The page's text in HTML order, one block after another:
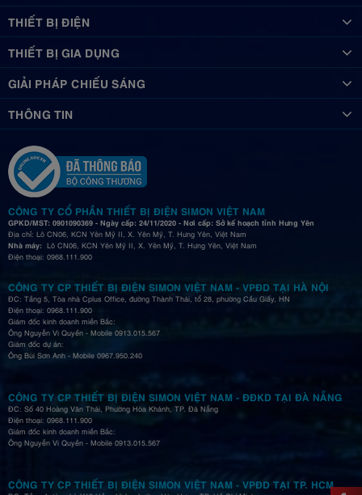
THIẾT BỊ ĐIỆN
THIẾT BỊ GIA DỤNG
GIẢI PHÁP CHIẾU SÁNG
THÔNG TIN
CÔNG TY CỔ PHẦN THIẾT BỊ ĐIỆN SIMON VIỆT NAM
GPKD/MST: 0901090369 - Ngày cấp: 24/11/2020 - Nơi cấp: Sở kế hoạch tỉnh Hưng Yên
Địa chỉ: Lô CN06, KCN Yên Mỹ II, X. Yên Mỹ, T. Hưng Yên, Việt Nam
Nhà máy: Lô CN06, KCN Yên Mỹ II, X. Yên Mỹ, T. Hưng Yên, Việt Nam
Điện thoại: 0968.111.900
CÔNG TY CP THIẾT BỊ ĐIỆN SIMON VIỆT NAM - VPĐD TẠI HÀ NỘI
ĐC: Tầng 5, Tòa nhà Cplus Office, đường Thành Thái, tổ 28, phường Cầu Giấy, HN
Điện thoại: 0968.111.900
Giám đốc kinh doanh miền Bắc:
Ông Nguyễn Vi Quyền - Mobile 0913.015.567
Giám đốc dự án:
Ông Bùi Sơn Anh - Mobile 0967.950.240
CÔNG TY CP THIẾT BỊ ĐIỆN SIMON VIỆT NAM - ĐĐKD TẠI ĐÀ NẴNG
ĐC: Số 40 Hoàng Văn Thái, Phường Hòa Khánh, TP. Đà Nẵng
Điện thoại: 0968.111.900
Giám đốc kinh doanh miền Bắc:
Ông Nguyễn Vi Quyền - Mobile 0913.015.567
CÔNG TY CP THIẾT BỊ ĐIỆN SIMON VIỆT NAM - VPĐD TẠI TP. HCM